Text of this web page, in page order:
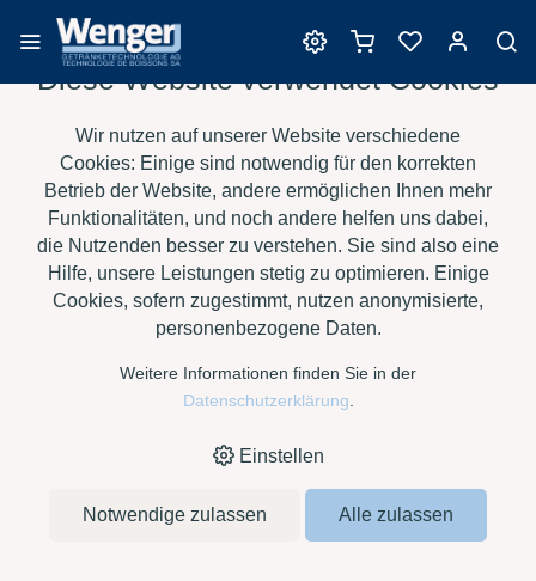
Produkte für das
Säuremanagement
HOME › E-SHOP › WEIN ›
PRODUKTE FÜR DAS
SÄUREMANAGEMENT › ZITRONENSÄURE, SACK À 25 KG
Diese Website verwendet Cookies
Wir nutzen auf unserer Website verschiedene
Cookies: Einige sind notwendig für den korrekten
Betrieb der Website, andere ermöglichen Ihnen mehr
Funktionalitäten, und noch andere helfen uns dabei,
die Nutzenden besser zu verstehen. Sie sind also eine
Hilfe, unsere Leistungen stetig zu optimieren. Einige
Cookies, sofern zugestimmt, nutzen anonymisierte,
personenbezogene Daten.
Weitere Informationen finden Sie in der
Datenschutzerklärung
Einstellen
Notwendige zulassen Alle zulassen